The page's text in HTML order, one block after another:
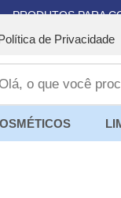
PRODUTOS PARA
de Privacidade